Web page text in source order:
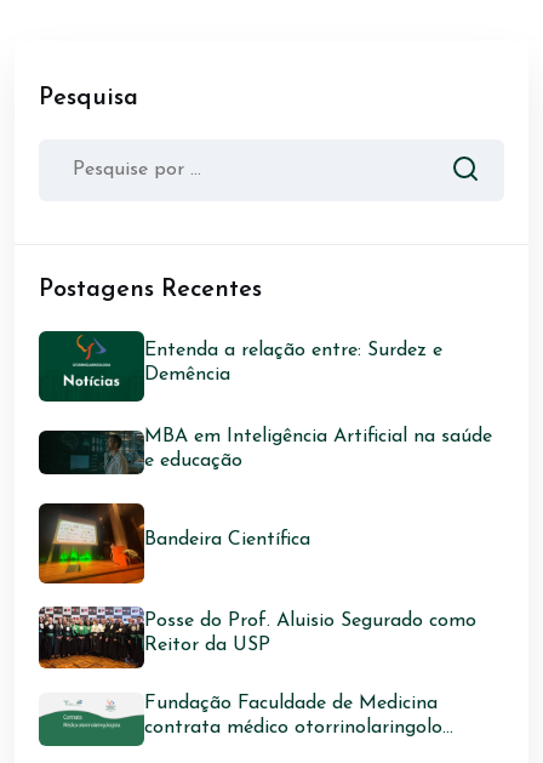
Pesquisa
Postagens Recentes
Entenda a relação entre: Surdez e
Demência
MBA em Inteligência Artificial na saúde
e educação
Bandeira Científica
Posse do Prof. Aluisio Segurado como
Reitor da USP
Fundação Faculdade de Medicina
contrata médico otorrinolaringolo...